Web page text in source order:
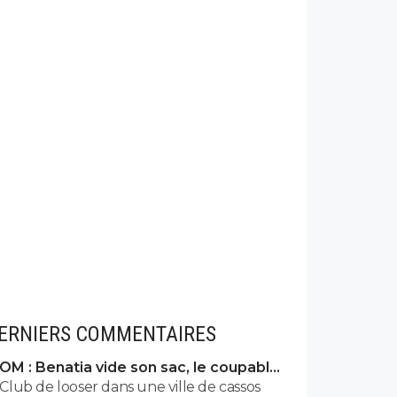
COMMENTAIRES
OM : Benatia vide son sac, le coupable
prend cher
Club de looser dans une ville de cassos